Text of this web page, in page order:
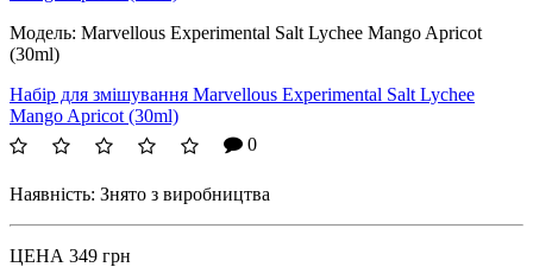
Модель: Marvellous Experimental Salt Lychee Mango Apricot
(30ml)
Набір для змішування Marvellous Experimental Salt Lychee
Mango Apricot (30ml)
0
Наявність: Знято з виробництва
ЦЕНА 349 грн